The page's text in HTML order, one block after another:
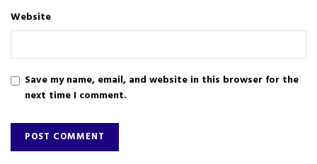
Website
Save my name, email, and website in this browser for the
next time I comment.